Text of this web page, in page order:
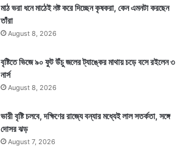
মাঠ ভরা ধনে মাঠেই নষ্ট করে দিচ্ছেন কৃষকরা, কেন এমনটা করছেন
তাঁরা
August 8, 2026
বৃষ্টিতে ভিজে ৯০ ফুট উঁচু জলের ট্যাঙ্কের মাথায় চড়ে বসে রইলেন ৩
নার্স
August 8, 2026
ভারী বৃষ্টি চলবে, দক্ষিণের রাজ্যে বন্যার মধ্যেই লাল সতর্কতা, সঙ্গে
দোসর ঝড়
August 7, 2026